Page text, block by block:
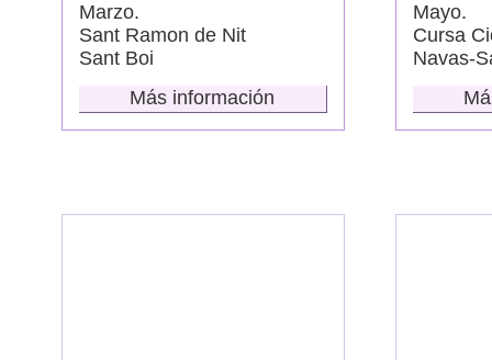
Marzo.
Sant Ramon de Nit
Sant Boi
Más información
Mayo.
Cursa
Navas-